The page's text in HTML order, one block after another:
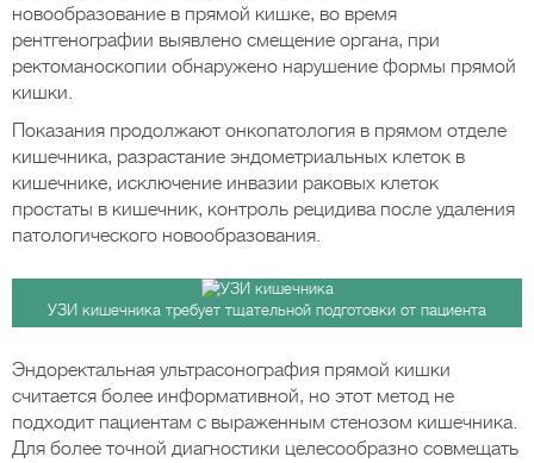
новообразование в прямой кишке, во время
рентгенографии выявлено смещение органа, при
ректоманоскопии обнаружено нарушение формы прямой
кишки.
Показания продолжают онкопатология в прямом отделе
кишечника, разрастание эндометриальных клеток в
кишечнике, исключение инвазии раковых клеток
простаты в кишечник, контроль рецидива после удаления
патологического новообразования.
УЗИ кишечника требует тщательной подготовки от пациента
Эндоректальная ультрасонография прямой кишки
считается более информативной, но этот метод не
подходит пациентам с выраженным стенозом кишечника.
Для более точной диагностики целесообразно совмещать